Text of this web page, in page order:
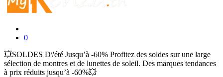
0
💥SOLDES D\'été Jusqu’à -60% Profitez des soldes sur une large
sélection de montres et de lunettes de soleil. Des marques tendances
à prix réduits jusqu’à -60%💥